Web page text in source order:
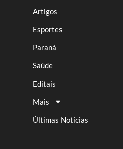
Artigos
Esportes
Paraná
Saúde
Editais
Mais
Últimas Notícias